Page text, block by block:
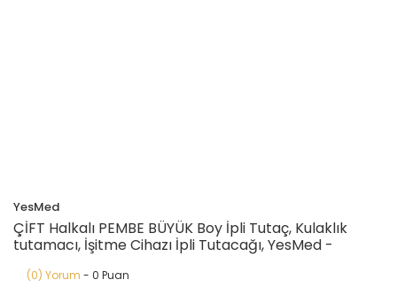
YesMed
ÇİFT Halkalı PEMBE BÜYÜK Boy İpli Tutaç, Kulaklık
tutamacı, İşitme Cihazı İpli Tutacağı, YesMed -
(0) Yorum - 0 Puan